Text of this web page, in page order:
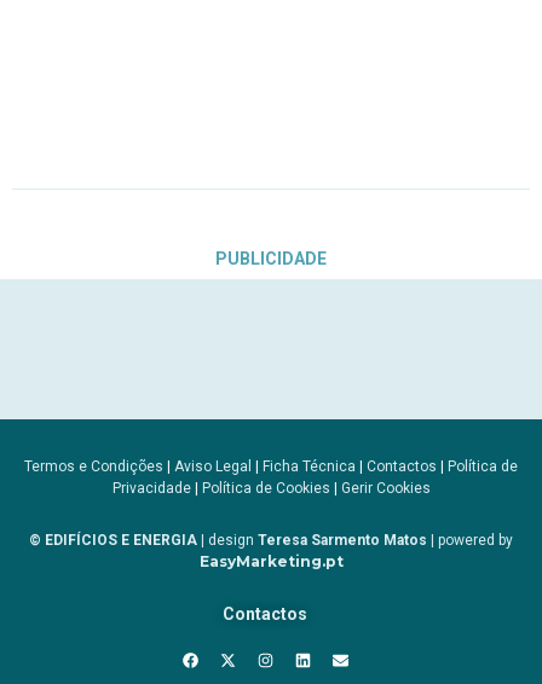
PUBLICIDADE
Termos e Condições Aviso Legal Ficha Técnica Contactos
Política de
Privacidade| Política de Cookies Gerir Cookies
© EDIFÍCIOS E ENERGIA | design Teresa Sarmento Matos | powered by
EasyMarketing.pt
Contactos